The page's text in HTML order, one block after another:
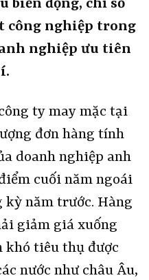
biến động, chỉ số
công nghiệp trong
nghiệp ưu tiên
ty may mặc tại
đơn hàng tính
doanh nghiệp anh
cuối năm ngoái
kỳ năm trước. Hàng
giảm giá xuống
khó tiêu thụ được
nước như châu Âu,